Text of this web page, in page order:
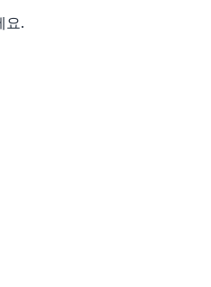
요.